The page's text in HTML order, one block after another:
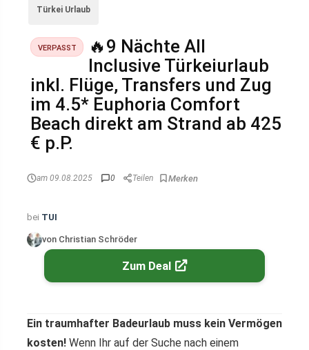
Türkei Urlaub
VERPASST
🔥9 Nächte All
Inclusive Türkeiurlaub
inkl. Flüge, Transfers und Zug
im 4.5* Euphoria Comfort
Beach direkt am Strand ab 425
€ p.P.
am 09.08.2025 0 Teilen
bei TUI
von Christian Schröder
Zum Deal
Ein traumhafter Badeurlaub muss kein Vermögen
kosten! Wenn Ihr auf der Suche nach einem